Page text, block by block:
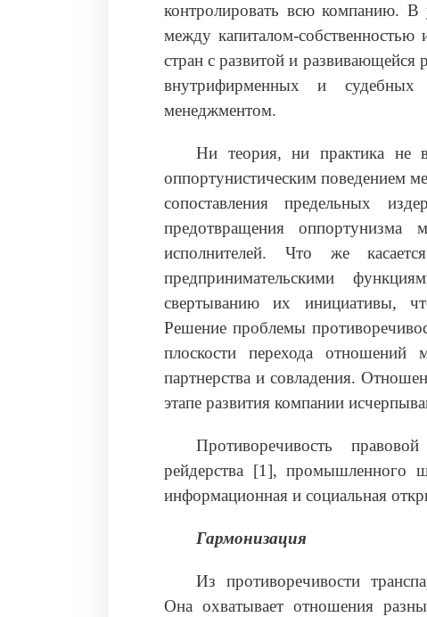
контролировать всю компанию. В
между капиталом-
стран с развитой и
внутрифирменных и судебных
менеджментом.
Ни теория, ни практика не
оппортунистическим поведением
сопоставления предельных
предотвращения
исполнителей. Что же
предпринимательскими
свертыванию их инициативы,
Решение проблемы
плоскости перехода отношений
партнерства и совладения.
этапе развития компании
Противоречивость
рейдерства [1], промышленного
информационная и социальная
Гармонизация
Из противоречивости
Она охватывает отношения